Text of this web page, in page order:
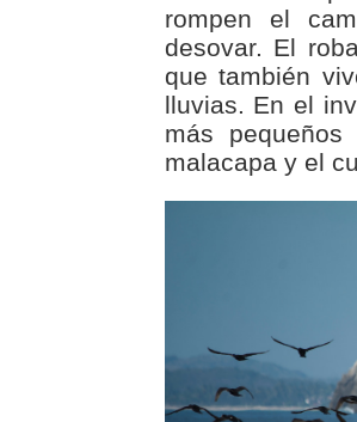
rompen el
desovar. El
que también
lluvias. En el
más
malacapa y el